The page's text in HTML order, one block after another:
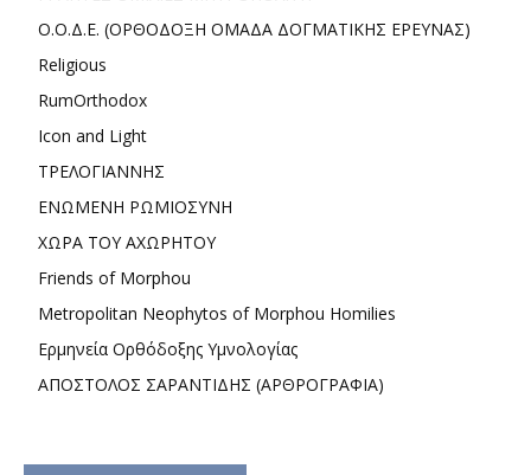
Ο.Ο.Δ.Ε. (ΟΡΘΟΔΟΞΗ ΟΜΑΔΑ ΔΟΓΜΑΤΙΚΗΣ ΕΡΕΥΝΑΣ)
Religious
RumOrthodox
Icon and Light
ΤΡΕΛΟΓΙΑΝΝΗΣ
ΕΝΩΜΕΝΗ ΡΩΜΙΟΣΥΝΗ
ΧΩΡΑ ΤΟΥ ΑΧΩΡΗΤΟΥ
Friends of Morphou
Metropolitan Neophytos of Morphou Homilies
Ερμηνεία Ορθόδοξης Υμνολογίας
ΑΠΟΣΤΟΛΟΣ ΣΑΡΑΝΤΙΔΗΣ (ΑΡΘΡΟΓΡΑΦΙΑ)